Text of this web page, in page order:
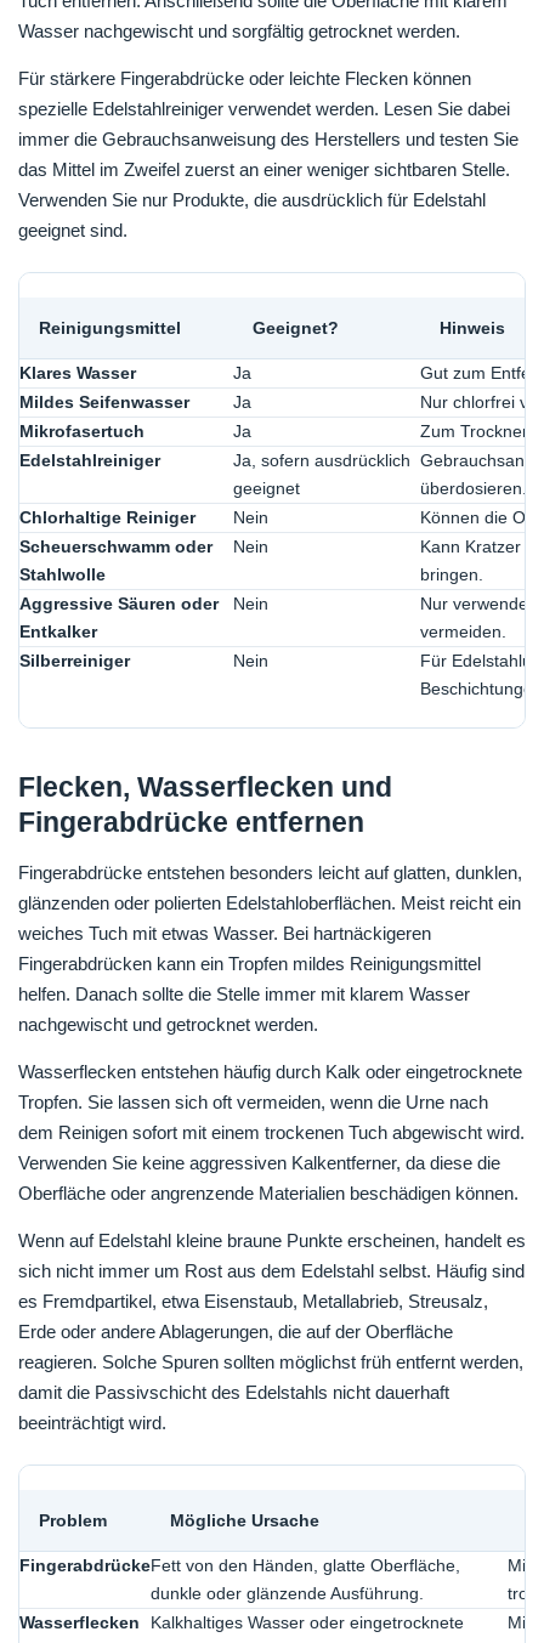
Wasser nachgewischt und sorgfältig getrocknet werden.
Für stärkere Fingerabdrücke oder leichte Flecken können
spezielle Edelstahlreiniger verwendet werden. Lesen Sie dabei
immer die Gebrauchsanweisung des Herstellers und testen Sie
das Mittel im Zweifel zuerst an einer weniger sichtbaren Stelle.
Verwenden Sie nur Produkte, die ausdrücklich für Edelstahl
geeignet sind.
Reinigungsmittel Geeignet? Hinweis
Klares Wasser Ja
Gut zum
Mildes Seifenwasser
Ja
Nur chlorfrei
Mikrofasertuch
Ja
Zum Trocknen
Edelstahlreiniger
Ja, sofern ausdrücklich
geeignet
überdosieren.
Chlorhaltige Reiniger
Nein
Können die
Scheuerschwamm oder
Stahlwolle
Nein
Kann Kratzer
bringen.
Aggressive Säuren oder
Entkalker
Nein
Nur
vermeiden.
Silberreiniger
Nein
Für
Flecken, Wasserflecken und
Fingerabdrücke entfernen
Fingerabdrücke entstehen besonders leicht auf glatten, dunklen,
glänzenden oder polierten Edelstahloberflächen. Meist reicht ein
weiches Tuch mit etwas Wasser. Bei hartnäckigeren
Fingerabdrücken kann ein Tropfen mildes Reinigungsmittel
helfen. Danach sollte die Stelle immer mit klarem Wasser
nachgewischt und getrocknet werden.
Wasserflecken entstehen häufig durch Kalk oder eingetrocknete
Tropfen. Sie lassen sich oft vermeiden, wenn die Urne nach
dem Reinigen sofort mit einem trockenen Tuch abgewischt wird.
Verwenden Sie keine aggressiven Kalkentferner, da diese die
Oberfläche oder angrenzende Materialien beschädigen können.
Wenn auf Edelstahl kleine braune Punkte erscheinen, handelt es
sich nicht immer um Rost aus dem Edelstahl selbst. Häufig sind
es Fremdpartikel, etwa Eisenstaub, Metallabrieb, Streusalz,
Erde oder andere Ablagerungen, die auf der Oberfläche
reagieren. Solche Spuren sollten möglichst früh entfernt werden,
damit die Passivschicht des Edelstahls nicht dauerhaft
beeinträchtigt wird.
Problem Mögliche Ursache
FingerabdrückeFett von den Händen, glatte Oberfläche,
dunkle oder glänzende Ausführung.
Mit
Wasserflecken
Kalkhaltiges Wasser oder eingetrocknete
Mit